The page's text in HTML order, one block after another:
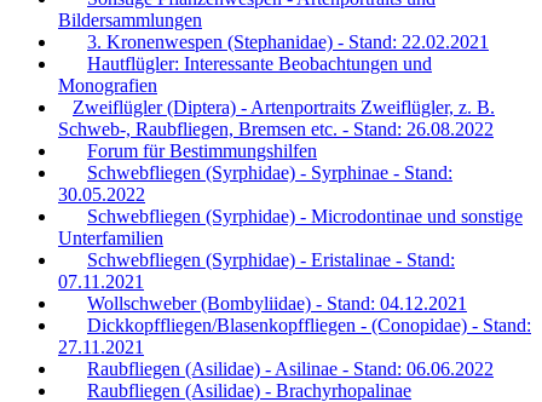
Bildersammlungen
3. Kronenwespen (Stephanidae) - Stand: 22.02.2021
Hautflügler: Interessante Beobachtungen und
Monografien
Zweiflügler (Diptera) - Artenportraits Zweiflügler, z. B.
Schweb-, Raubfliegen, Bremsen etc. - Stand: 26.08.2022
Forum für Bestimmungshilfen
Schwebfliegen (Syrphidae) - Syrphinae - Stand:
30.05.2022
Schwebfliegen (Syrphidae) - Microdontinae und sonstige
Unterfamilien
Schwebfliegen (Syrphidae) - Eristalinae - Stand:
07.11.2021
Wollschweber (Bombyliidae) - Stand: 04.12.2021
Dickkopffliegen/Blasenkopffliegen - (Conopidae) - Stand:
27.11.2021
Raubfliegen (Asilidae) - Asilinae - Stand: 06.06.2022
Raubfliegen (Asilidae) - Brachyrhopalinae